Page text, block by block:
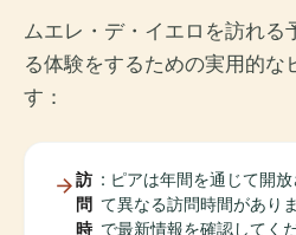
ムエレ・デ・イエロを訪れる
る体験をするための実用的な
す：
訪
問
時
: ピアは年間を通じて開
て異なる訪問時間があり
で最新情報を確認してく